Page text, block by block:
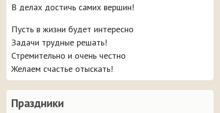
Праздники
В делах достичь самих вершин!
Пусть в жизни будет интересно
Задачи трудные решать!
Стремительно и очень честно
Желаем счастье отыскать!